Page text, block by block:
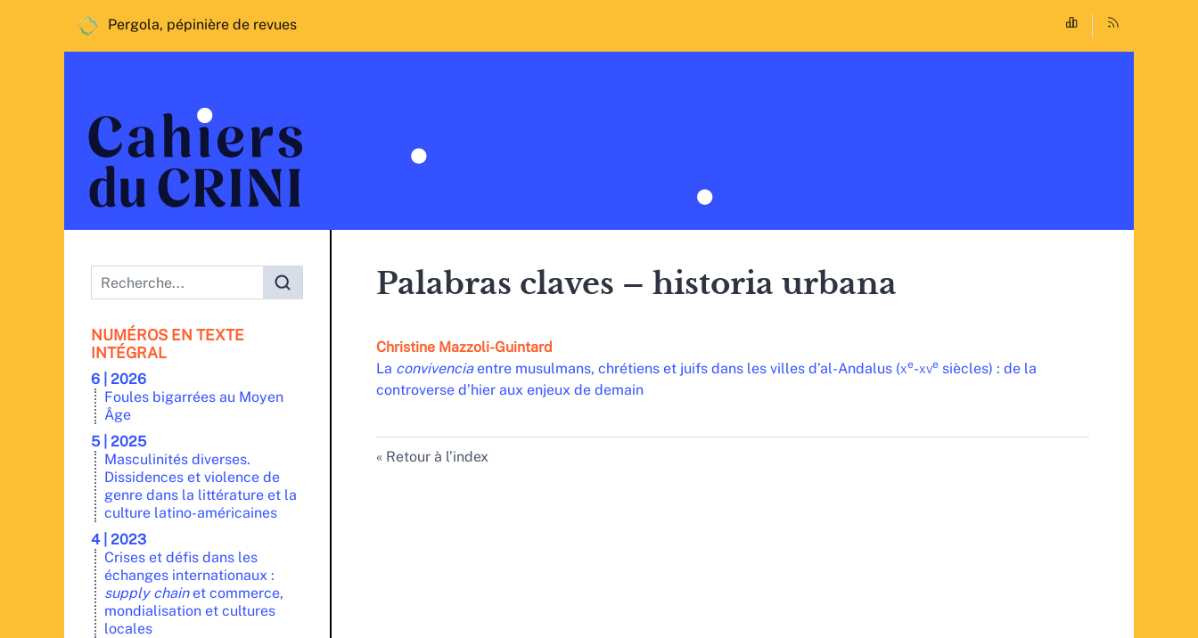
Pergola, pépinière de revues
Menu principal
NUMÉROS EN TEXTE
INTÉGRAL
6 | 2026
Foules bigarrées au Moyen
Âge
5 | 2025
Masculinités diverses.
Dissidences et violence de
genre dans la littérature et la
culture latino-américaines
4 | 2023
Crises et défis dans les
échanges internationaux :
supply chainet commerce,
mondialisation et cultures
locales
Palabras claves – historia urbana
Christine Mazzoli-Guintard
La convivenciaentre musulmans, chrétiens et juifs dans les villes d’al-Andalus (xe-xve siècles) : de la
controverse d’hier aux enjeux de demain
Retour à l’index